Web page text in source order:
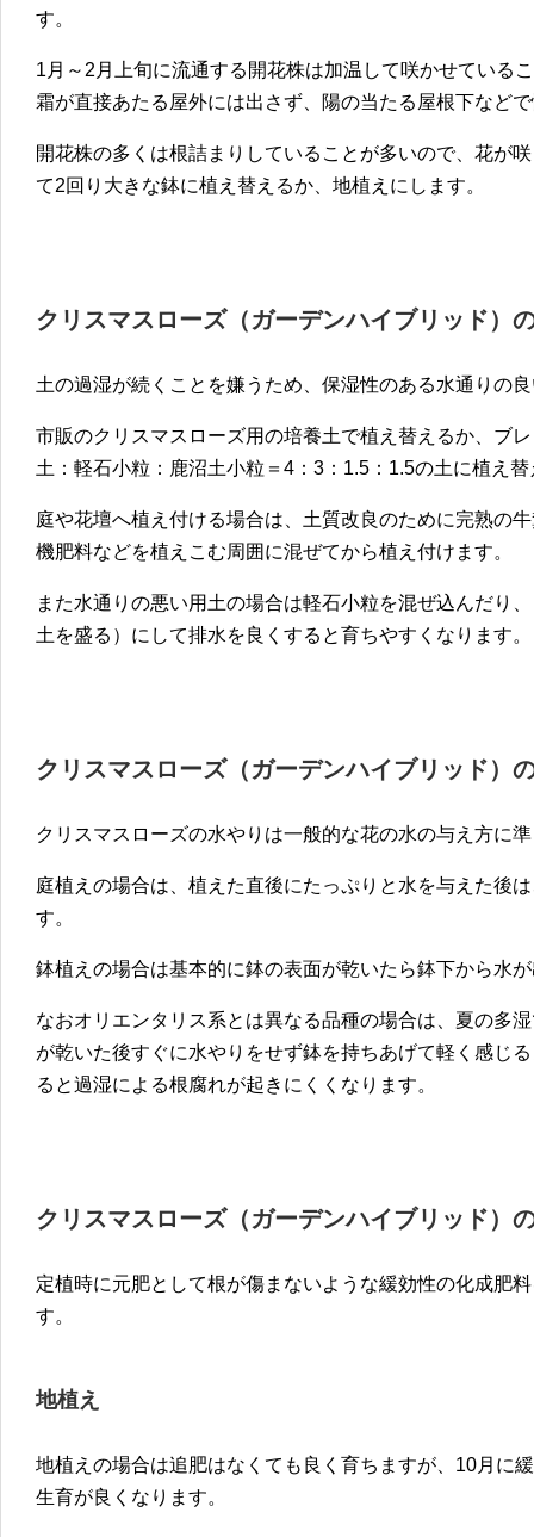
す。
1月～2月上旬に流通する開花株は加温して咲かせている
霜が直接あたる屋外には出さず、陽の当たる屋根下など
開花株の多くは根詰まりしていることが多いので、花が
て2回り大きな鉢に植え替えるか、地植えにします。
クリスマスローズ（ガーデンハイブリッド）
土の過湿が続くことを嫌うため、保湿性のある水通りの
市販のクリスマスローズ用の培養土で植え替えるか、ブ
土：軽石小粒：鹿沼土小粒＝4：3：1.5：1.5の土に植え
庭や花壇へ植え付ける場合は、土質改良のために完熟の
機肥料などを植えこむ周囲に混ぜてから植え付けます。
また水通りの悪い用土の場合は軽石小粒を混ぜ込んだり
土を盛る）にして排水を良くすると育ちやすくなります。
クリスマスローズ（ガーデンハイブリッド）
クリスマスローズの水やりは一般的な花の水の与え方に
庭植えの場合は、植えた直後にたっぷりと水を与えた後
す。
鉢植えの場合は基本的に鉢の表面が乾いたら鉢下から水
なおオリエンタリス系とは異なる品種の場合は、夏の多
が乾いた後すぐに水やりをせず鉢を持ちあげて軽く感じ
ると過湿による根腐れが起きにくくなります。
クリスマスローズ（ガーデンハイブリッド）
定植時に元肥として根が傷まないような緩効性の化成肥
す。
地植え
地植えの場合は追肥はなくても良く育ちますが、10月に
生育が良くなります。